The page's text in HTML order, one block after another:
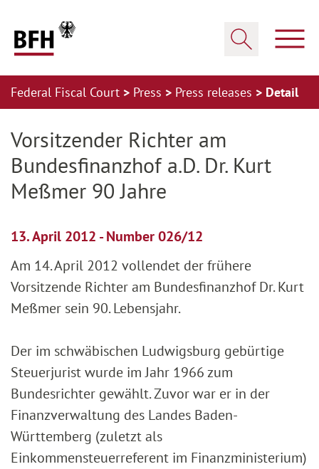
Federal Fiscal Court Press Press releases Detail
Vorsitzender Richter am
Bundesfinanzhof a.D. Dr. Kurt
Meßmer 90 Jahre
13. April 2012 - Number 026/12
Am 14. April 2012 vollendet der frühere
Vorsitzende Richter am Bundesfinanzhof Dr. Kurt
Meßmer sein 90. Lebensjahr.
Der im schwäbischen Ludwigsburg gebürtige
Steuerjurist wurde im Jahr 1966 zum
Bundesrichter gewählt. Zuvor war er in der
Finanzverwaltung des Landes Baden-
Württemberg (zuletzt als
Einkommensteuerreferent im Finanzministerium)